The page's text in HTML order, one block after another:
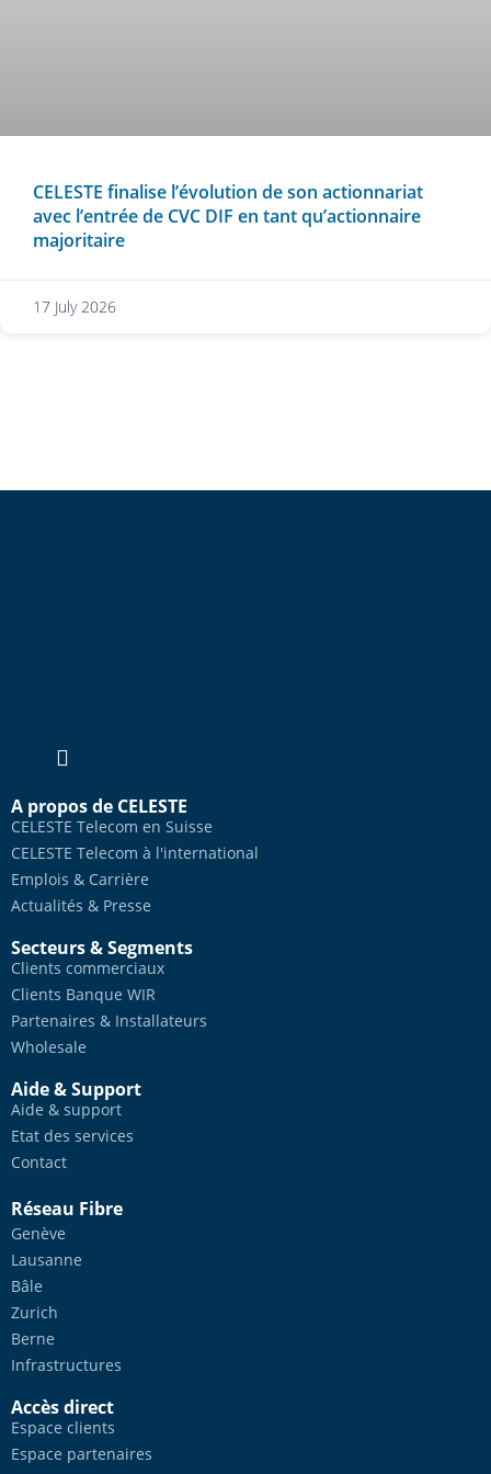
CELESTE finalise l’évolution de son actionnariat
avec l’entrée de CVC DIF en tant qu’actionnaire
majoritaire
17 July 2026
A propos de CELESTE
CELESTE Telecom en Suisse
CELESTE Telecom à l'international
Emplois & Carrière
Actualités & Presse
Secteurs & Segments
Clients commerciaux
Clients Banque WIR
Partenaires & Installateurs
Wholesale
Aide & Support
Aide & support
Etat des services
Contact
Réseau Fibre
Genève
Lausanne
Bâle
Zurich
Berne
Infrastructures
Accès direct
Espace clients
Espace partenaires